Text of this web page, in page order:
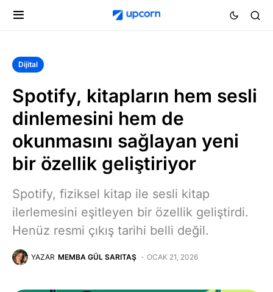
Dijital
Spotify, kitapların hem sesli
dinlemesini hem de
okunmasını sağlayan yeni
bir özellik geliştiriyor
Spotify, fiziksel kitap ile sesli kitap
ilerlemesini eşitleyen bir özellik geliştirdi.
Henüz resmi çıkış tarihi belli değil.
YAZAR MEMBA GÜL SARITAŞ OCAK 21, 2026